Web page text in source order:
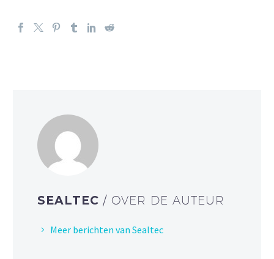
SEALTEC / OVER DE AUTEUR
Meer berichten van Sealtec